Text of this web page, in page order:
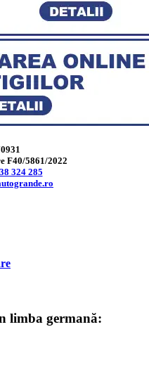
F40/5861/2022
324 285
limba germană: